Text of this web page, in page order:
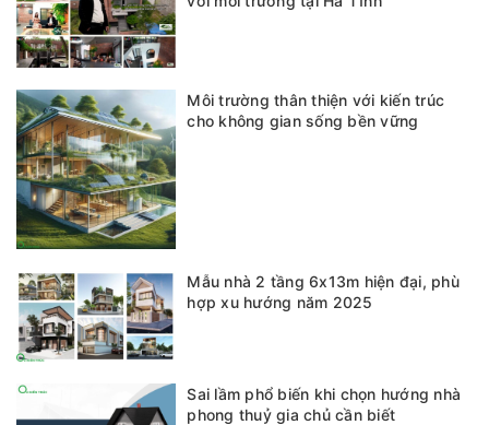
Môi trường thân thiện với kiến trúc
cho không gian sống bền vững
Mẫu nhà 2 tầng 6x13m hiện đại, phù
hợp xu hướng năm 2025
Sai lầm phổ biến khi chọn hướng nhà
phong thuỷ gia chủ cần biết